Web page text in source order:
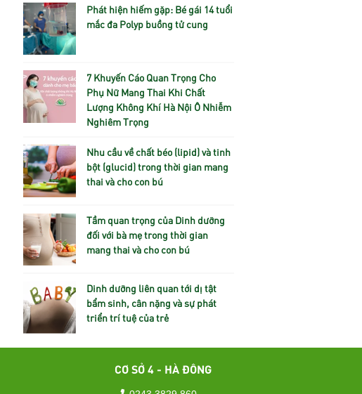
Phát hiện hiếm gặp: Bé gái 14 tuổi
mắc đa Polyp buồng tử cung
7 Khuyến Cáo Quan Trọng Cho
Phụ Nữ Mang Thai Khi Chất
Lượng Không Khí Hà Nội Ô Nhiễm
Nghiêm Trọng
Nhu cầu về chất béo (lipid) và tinh
bột (glucid) trong thời gian mang
thai và cho con bú
Tầm quan trọng của Dinh dưỡng
đối với bà mẹ trong thời gian
mang thai và cho con bú
Dinh dưỡng liên quan tới dị tật
bẩm sinh, cân nặng và sự phát
triển trí tuệ của trẻ
CƠ SỞ 4 - HÀ ĐÔNG